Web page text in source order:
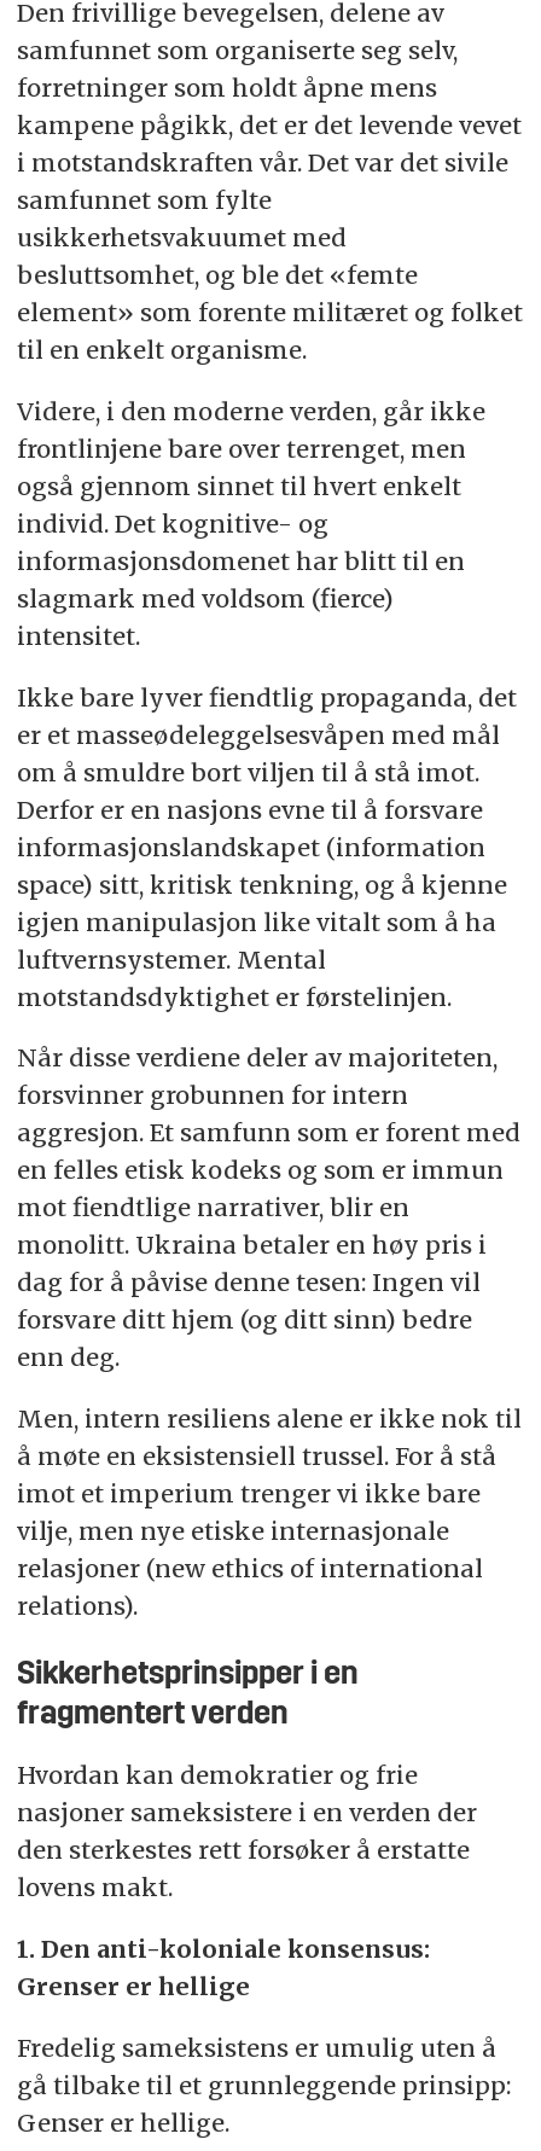
Den frivillige bevegelsen, delene av
samfunnet som organiserte seg selv,
forretninger som holdt åpne mens
kampene pågikk, det er det levende vevet
i motstandskraften vår. Det var det sivile
samfunnet som fylte
usikkerhetsvakuumet med
besluttsomhet, og ble det «femte
element» som forente militæret og folket
til en enkelt organisme.
Videre, i den moderne verden, går ikke
frontlinjene bare over terrenget, men
også gjennom sinnet til hvert enkelt
individ. Det kognitive- og
informasjonsdomenet har blitt til en
slagmark med voldsom (fierce)
intensitet.
Ikke bare lyver fiendtlig propaganda, det
er et masseødeleggelsesvåpen med mål
om å smuldre bort viljen til å stå imot.
Derfor er en nasjons evne til å forsvare
informasjonslandskapet (information
space) sitt, kritisk tenkning, og å kjenne
igjen manipulasjon like vitalt som å ha
luftvernsystemer. Mental
motstandsdyktighet er førstelinjen.
Når disse verdiene deler av majoriteten,
forsvinner grobunnen for intern
aggresjon. Et samfunn som er forent med
en felles etisk kodeks og som er immun
mot fiendtlige narrativer, blir en
monolitt. Ukraina betaler en høy pris i
dag for å påvise denne tesen: Ingen vil
forsvare ditt hjem (og ditt sinn) bedre
enn deg.
Men, intern resiliens alene er ikke nok til
å møte en eksistensiell trussel. For å stå
imot et imperium trenger vi ikke bare
vilje, men nye etiske internasjonale
relasjoner (new ethics of international
relations).
Sikkerhetsprinsipper i en
fragmentert verden
Hvordan kan demokratier og frie
nasjoner sameksistere i en verden der
den sterkestes rett forsøker å erstatte
lovens makt.
1. Den anti-koloniale konsensus:
Grenser er hellige
Fredelig sameksistens er umulig uten å
gå tilbake til et grunnleggende prinsipp:
Genser er hellige.